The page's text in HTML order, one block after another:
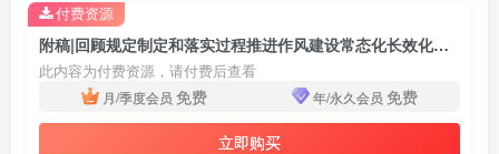
附稿|回顾规定制定和落实过程推进作风建设常态化长效化党课ppt
此内容为付费资源，请付费后查看
月/季度会员 免费 年/永久会员 免费
立即购买
付费资源